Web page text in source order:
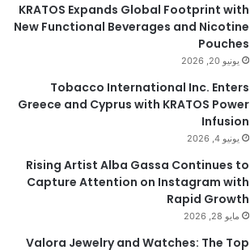
KRATOS Expands Global Footprint with
New Functional Beverages and Nicotine
Pouches
يونيو 20, 2026
Tobacco International Inc. Enters
Greece and Cyprus with KRATOS Power
Infusion
يونيو 4, 2026
Rising Artist Alba Gassa Continues to
Capture Attention on Instagram with
Rapid Growth
مايو 28, 2026
Valora Jewelry and Watches: The Top